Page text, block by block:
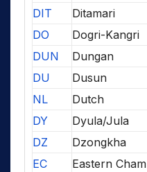
DIT
Ditamari
DO
Dogri-Kangri
DUN
Dungan
DU
Dusun
NL
Dutch
DY
Dyula/Jula
DZ
Dzongkha
EC
Eastern Cham